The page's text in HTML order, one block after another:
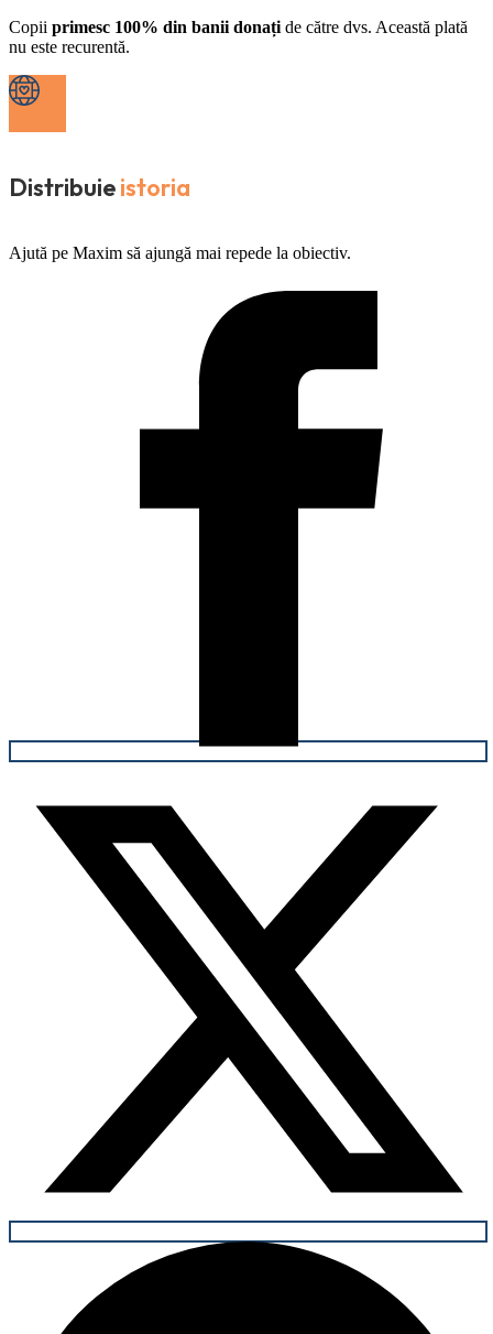
Copii primesc 100% din banii donați de către dvs. Această plată
nu este recurentă.
Distribuieistoria
Ajută pe Maxim să ajungă mai repede la obiectiv.